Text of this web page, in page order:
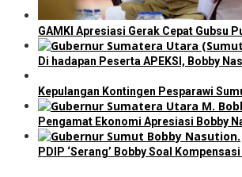
GAMKI Apresiasi Gerak Cepat Gubsu
Di hadapan Peserta APEKSI, Bobby
Kepulangan Kontingen Pesparawi
Pengamat Ekonomi Apresiasi Bobby
PDIP ‘Serang’ Bobby Soal